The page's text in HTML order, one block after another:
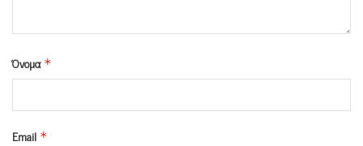
Όνομα *
Email *